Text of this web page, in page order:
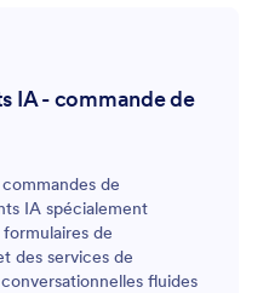
IA - commande de
de
IA spécialement
de
des services de
fluides